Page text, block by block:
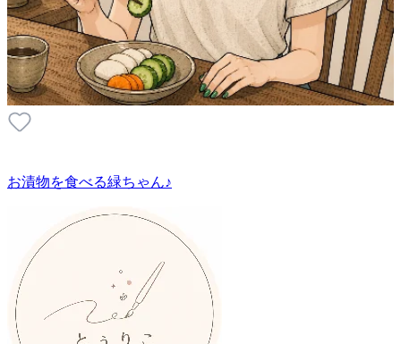
お漬物を食べる緑ちゃん♪